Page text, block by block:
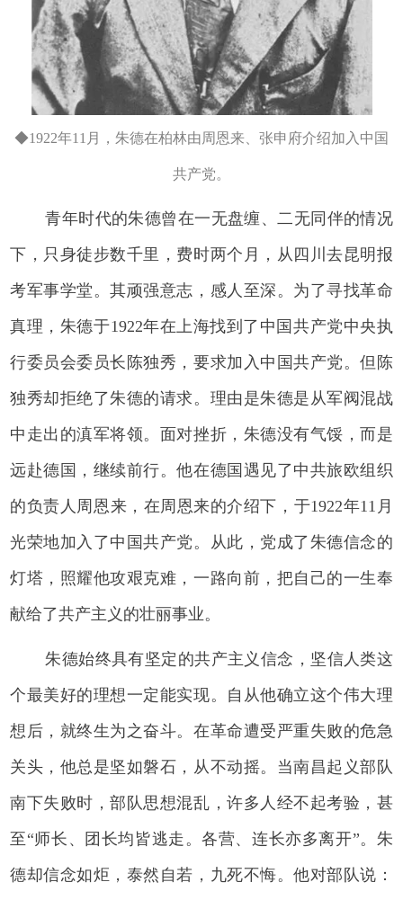
◆1922年11月，朱德在柏林由周恩来、张申府介绍加入中国
共产党。
青年时代的朱德曾在一无盘缠、二无同伴的情况
下，只身徒步数千里，费时两个月，从四川去昆明报
考军事学堂。其顽强意志，感人至深。为了寻找革命
真理，朱德于1922年在上海找到了中国共产党中央执
行委员会委员长陈独秀，要求加入中国共产党。但陈
独秀却拒绝了朱德的请求。理由是朱德是从军阀混战
中走出的滇军将领。面对挫折，朱德没有气馁，而是
远赴德国，继续前行。他在德国遇见了中共旅欧组织
的负责人周恩来，在周恩来的介绍下，于1922年11月
光荣地加入了中国共产党。从此，党成了朱德信念的
灯塔，照耀他攻艰克难，一路向前，把自己的一生奉
献给了共产主义的壮丽事业。
朱德始终具有坚定的共产主义信念，坚信人类这
个最美好的理想一定能实现。自从他确立这个伟大理
想后，就终生为之奋斗。在革命遭受严重失败的危急
关头，他总是坚如磐石，从不动摇。当南昌起义部队
南下失败时，部队思想混乱，许多人经不起考验，甚
至“师长、团长均皆逃走。各营、连长亦多离开”。朱
德却信念如炬，泰然自若，九死不悔。他对部队说：